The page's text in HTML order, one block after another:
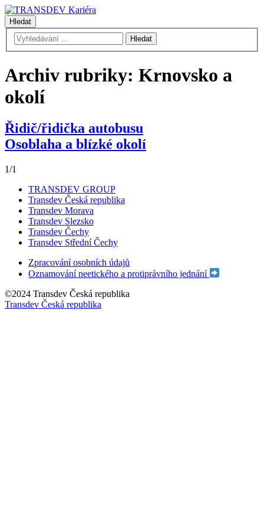
Hledat
Archiv rubriky: Krnovsko a
okolí
Řidič/řidička autobusu
Osoblaha a blízké okolí
1/1
TRANSDEV GROUP
Transdev Česká republika
Transdev Morava
Transdev Slezsko
Transdev Čechy
Transdev Střední Čechy
Zpracování osobních údajů
Oznamování neetického a protiprávního jednání
©2024 Transdev Česká republika
Transdev Česká republika